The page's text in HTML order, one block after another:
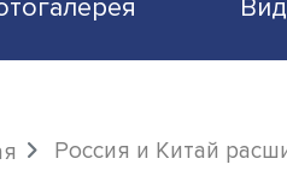
Фотогалерея